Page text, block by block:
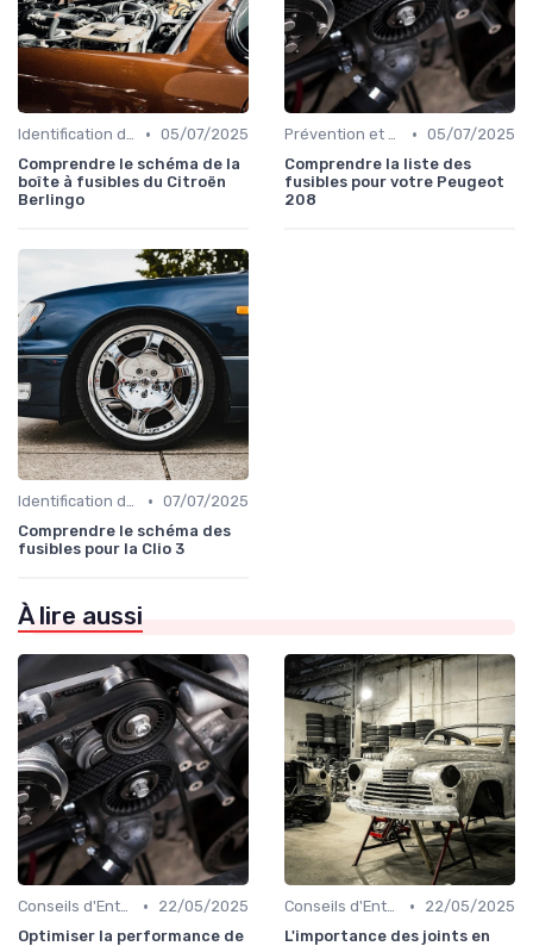
Identification de la Pièce Nécessaire • 05/07/2025
Comprendre le schéma de la
boîte à fusibles du Citroën
Berlingo
Prévention et Diagnostic des Pannes • 05/07/2025
Comprendre la liste des
fusibles pour votre Peugeot
208
Identification de la Pièce Nécessaire • 07/07/2025
Comprendre le schéma des
fusibles pour la Clio 3
À lire aussi
Conseils d'Entretien Auto •
22/05/2025
Optimiser la performance de
Conseils d'Entretien Auto •
22/05/2025
L'importance des joints en